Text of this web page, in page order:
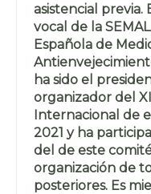
asistencial previa.
vocal de la
Española de
ha sido el
organizador del
Internacional de
2021 y ha
del de este
organización de
posteriores. Es